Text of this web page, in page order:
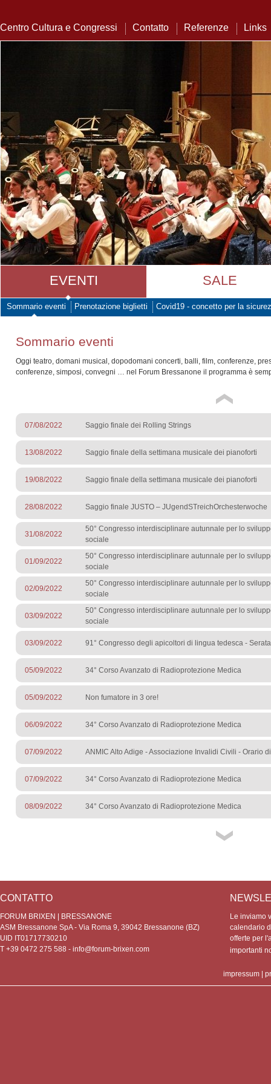
Centro Cultura e Congressi Contatto Referenze Links
EVENTI SALE
Sommario eventi Prenotazione biglietti Covid19 - concetto per la
Sommario eventi
Oggi teatro, domani musical, dopodomani concerti, balli, film, conferenze,
conferenze, simposi, convegni … nel Forum Bressanone il programma è
07/08/2022 Saggio finale dei Rolling Strings
13/08/2022 Saggio finale della settimana musicale dei pianoforti
19/08/2022 Saggio finale della settimana musicale dei pianoforti
28/08/2022 Saggio finale JUSTO – JUgendSTreichOrchesterwoche
31/08/2022
50° Congresso interdisciplinare autunnale per lo
sociale
01/09/2022
50° Congresso interdisciplinare autunnale per lo
sociale
02/09/2022
50° Congresso interdisciplinare autunnale per lo
sociale
03/09/2022
50° Congresso interdisciplinare autunnale per lo
sociale
03/09/2022 91° Congresso degli apicoltori di lingua tedesca -
05/09/2022 34° Corso Avanzato di Radioprotezione Medica
05/09/2022 Non fumatore in 3 ore!
06/09/2022 34° Corso Avanzato di Radioprotezione Medica
07/09/2022 ANMIC Alto Adige - Associazione Invalidi Civili - Orario
07/09/2022 34° Corso Avanzato di Radioprotezione Medica
08/09/2022 34° Corso Avanzato di Radioprotezione Medica
CONTATTO
FORUM BRIXEN | BRESSANONE
ASM Bressanone SpA - Via Roma 9, 39042 Bressanone (BZ)
UID IT01717730210
T +39 0472 275 588 - info@forum-brixen.com
Le inviamo
calendario
offerte per
importanti
impressum